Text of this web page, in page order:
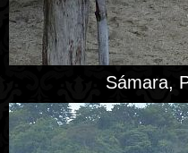
Sámara,